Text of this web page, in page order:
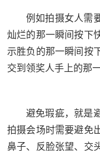
例如拍摄女人需
灿烂的那一瞬间按下
示胜负的那一瞬间按
交到领奖人手上的那
避免瑕疵，就是
拍摄会场时需要避免
鼻子、反脸张望、交